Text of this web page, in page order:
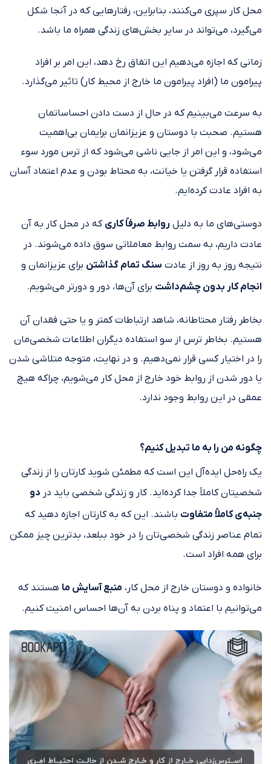
محل کار سپری می‌کنند، بنابراین، رفتارهایی که در آنجا شکل
می‌گیرد، می‌تواند در سایر بخش‌های زندگی همراه ما باشد.
زمانی که اجازه می‌دهیم این اتفاق رخ دهد، این امر بر افراد
پیرامون ما (افراد پیرامون ما خارج از محیط کار) تاثیر می‌گذارد.
به سرعت می‌بینیم که در حال از دست دادن احساساتمان
هستیم. صحبت با دوستان و عزیزانمان برایمان بی‌اهمیت
می‌شود، و این امر از جایی ناشی می‌شود که از ترس مورد سوء
استفاده قرار گرفتن یا خیانت، به محتاط بودن و عدم اعتماد آسان
به افراد عادت کرده‌ایم.
دوستی‌های ما به دلیل روابط صرفاً کاری که در محل کار به آن
عادت داریم، به سمت روابط معاملاتی سوق داده‌ می‌شوند. در
نتیجه روز به روز از عادت سنگ تمام گذاشتن برای عزیزانمان و
انجام کار بدون چشم‌داشت برای آن‌ها، دور و دورتر می‌شویم.
بخاطر رفتار محتاطانه، شاهد ارتباطات کمتر و یا حتی فقدان آن
هستیم. بخاطر ترس از سو استفاده دیگران اطلاعات شخصی‌مان
را در اختیار کسی قرار نمی‌دهیم. و در نهایت، متوجه متلاشی شدن
یا دور شدن از روابط خود خارج از محل کار می‌شویم، چراکه هیچ
عمقی در این روابط وجود ندارد.
چگونه من را به ما تبدیل کنیم؟
یک راه‌حل ایده‌آل این است که مطمئن شوید کارتان را از زندگی
شخصیتان کاملاً جدا کرده‌اید. کار و زندگی شخصی باید در دو
جنبه‌ی کاملاً متفاوت باشند. این که به کارتان اجازه دهید که
تمام عناصر زندگی شخصی‌تان را در خود ببلعد، بدترین چیز ممکن
برای همه افراد است.
خانواده و دوستان خارج از محل کار، منبع آسایش ما هستند که
می‌توانیم با اعتماد و پناه بردن به آن‌ها احساس امنیت کنیم.